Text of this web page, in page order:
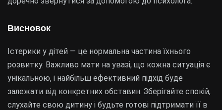
Висновок
Істерики у дітей — це нормальна частина їхнього
розвитку. Важливо мати на увазі, що кожна ситуація є
унікальною, і найбільш ефективний підхід буде
залежати від конкретних обставин. Зберігайте спокій,
слухайте свою дитину і будьте готові підтримати її в